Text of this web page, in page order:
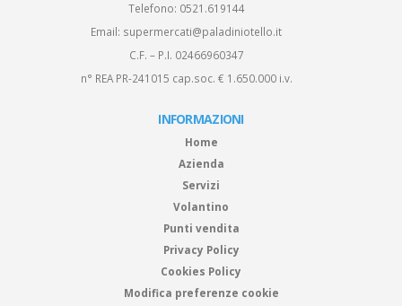
Telefono: 0521.619144
Email: supermercati@paladiniotello.it
C.F. – P.I. 02466960347
n° REA PR-241015 cap.soc. € 1.650.000 i.v.
INFORMAZIONI
Home
Azienda
Servizi
Volantino
Punti vendita
Privacy Policy
Cookies Policy
Modifica preferenze cookie